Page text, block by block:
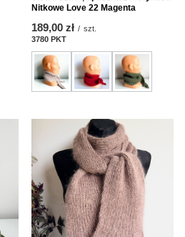
Nitkowe Love 22 Magenta
189,00 zł / szt.
3780 PKT